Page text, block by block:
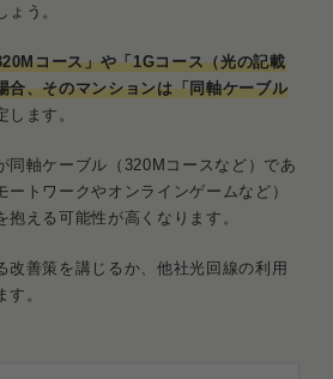
う。
コース」や「1Gコース（光の記載
合、そのマンションは「同軸ケーブル
ます。
同軸ケーブル（320Mコースなど）であ
ートワークやオンラインゲームなど）
える可能性が高くなります。
改善策を講じるか、他社光回線の利用
。